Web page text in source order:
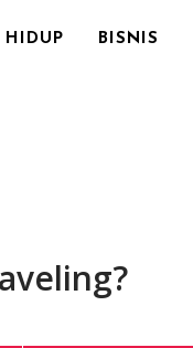
HIDUP BISNIS